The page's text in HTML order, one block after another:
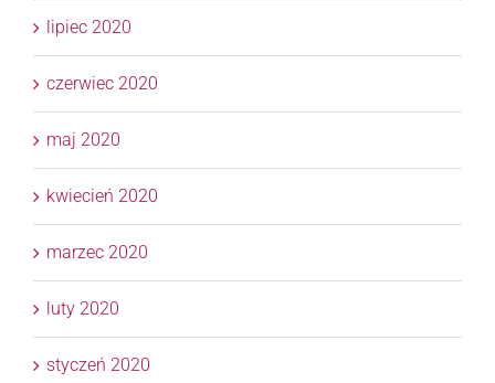
lipiec 2020
czerwiec 2020
maj 2020
kwiecień 2020
marzec 2020
luty 2020
styczeń 2020